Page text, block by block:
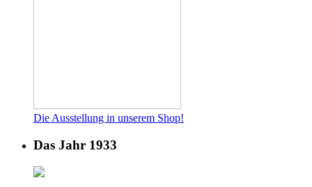
Die Ausstellung in unserem Shop!
Das Jahr 1933